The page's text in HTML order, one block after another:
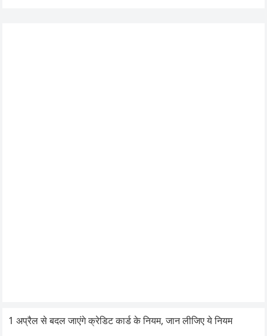
1 अप्रैल से बदल जाएंगे क्रेडिट कार्ड के नियम, जान लीजिए ये नियम